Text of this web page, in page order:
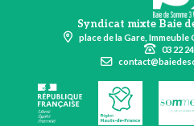
Syndicat mixte Baie
place de la Gare,
03 22